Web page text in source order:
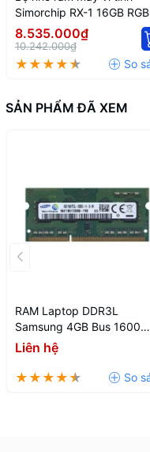
Simorchip RX-1 16GB RGB
DDR5-6000 Cas 46
8.535.000₫
10.242.000₫
SẢN PHẨM ĐÃ XEM
RAM Laptop DDR3L
Samsung 4GB Bus 1600
SODIMM CL11
M471B5173DB0-YK0
Liên hệ